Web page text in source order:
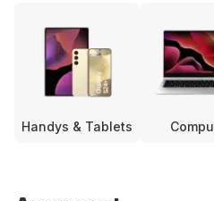
Handys & Tablets